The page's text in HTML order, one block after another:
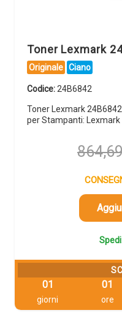
Toner Lexmark
Originale Ciano
Codice:24B6842
Toner Lexmark
per Stampanti: Lexmark
01
giorni
01
ore